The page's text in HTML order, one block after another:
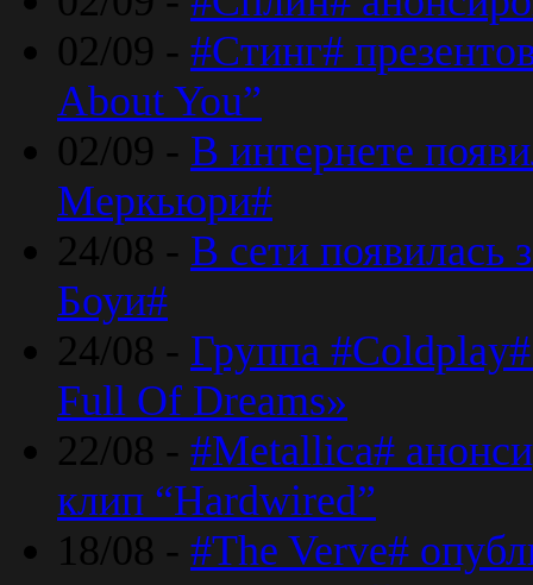
02/09 - #Стинг#
About You”
02/09 - В интернете
Меркьюри#
24/08 - В сети появилась
Боуи#
24/08 - Группа
Full Of Dreams»
22/08 - #Metallica#
клип “Hardwired”
18/08 - #The Verve#